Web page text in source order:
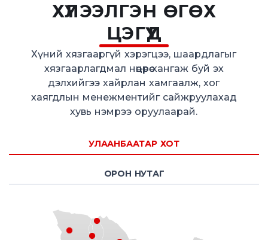
ХҮЛЭЭЛГЭН ӨГӨХ
ЦЭГҮҮД
Хүний хязгааргүй хэрэгцээ, шаардлагыг
хязгаарлагдмал нөөцөөрөө хангаж буй эх
дэлхийгээ хайрлан хамгаалж, хог
хаягдлын менежментийг сайжруулахад
хувь нэмрээ оруулаарай.
УЛААНБААТАР ХОТ
ОРОН НУТАГ